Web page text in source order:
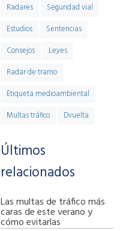
Radares
Seguridad vial
Estudios
Sentencias
Consejos
Leyes
Radar de tramo
Etiqueta medioambiental
Multas tráfico
Dvuelta
Últimos
relacionados
Las multas de tráfico más
caras de este verano y
cómo evitarlas